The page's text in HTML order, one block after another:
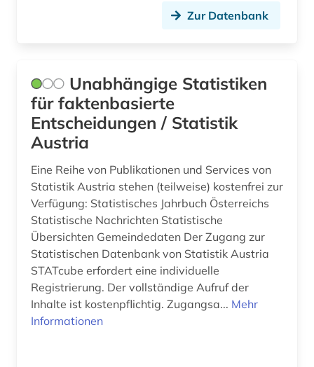
kaiserreich (1)
karikatur (1)
karte (5)
kartographie (3)
katalog (12)
kataster (1)
kennzahlen (1)
kirchenbuch (2)
Zur Datenbank
Unabhängige Statistiken
für faktenbasierte
Entscheidungen / Statistik
Austria
Eine Reihe von Publikationen und Services von
Statistik Austria stehen (teilweise) kostenfrei zur
Verfügung: Statistisches Jahrbuch Österreichs
Statistische Nachrichten Statistische
Übersichten Gemeindedaten Der Zugang zur
Statistischen Datenbank von Statistik Austria
STATcube erfordert eine individuelle
Registrierung. Der vollständige Aufruf der
Inhalte ist kostenpflichtig. Zugangsa... Mehr
Informationen